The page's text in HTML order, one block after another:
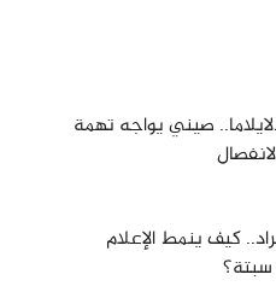
صيني يواجه تهمة
كيف ينمط الإعلام
سبتة؟